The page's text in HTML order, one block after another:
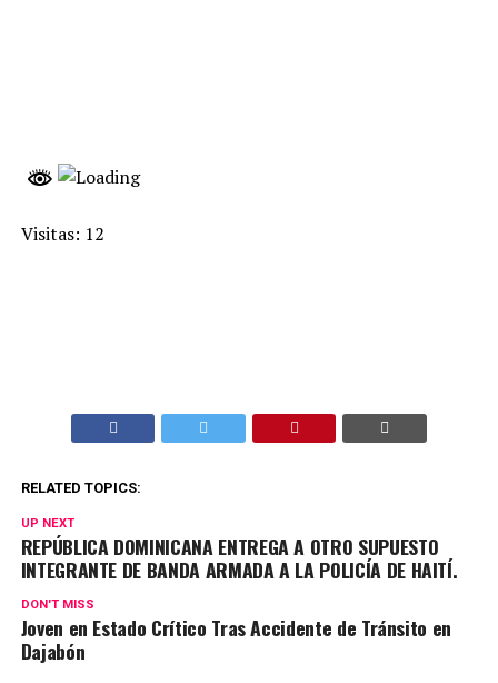
Visitas: 12
RELATED TOPICS:
UP NEXT
REPÚBLICA DOMINICANA ENTREGA A OTRO SUPUESTO
INTEGRANTE DE BANDA ARMADA A LA POLICÍA DE HAITÍ.
DON'T MISS
Joven en Estado Crítico Tras Accidente de Tránsito en
Dajabón